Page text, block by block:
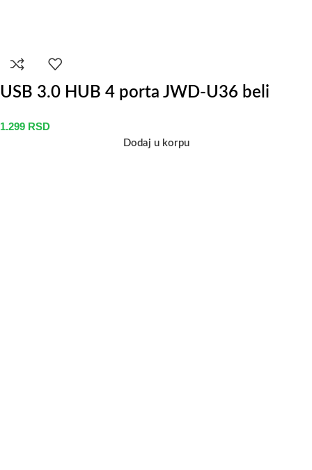
USB 3.0 HUB 4 porta JWD-U36 beli
1.299 RSD
Dodaj u korpu